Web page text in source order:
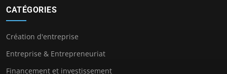
CATÉGORIES
Création d'entreprise
Entreprise & Entrepreneuriat
Financement et investissement